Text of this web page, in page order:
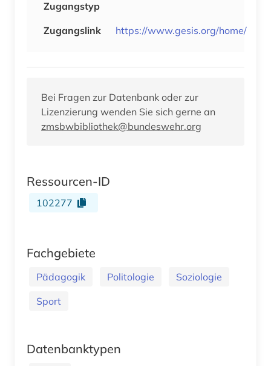
Zugangstyp
Zugangslink
https://www.gesis.org/home/
Bei Fragen zur Datenbank oder zur
Lizenzierung wenden Sie sich gerne an
zmsbwbibliothek@bundeswehr.org
Ressourcen-ID
102277
Fachgebiete
Pädagogik Politologie
Soziologie
Sport
Datenbanktypen